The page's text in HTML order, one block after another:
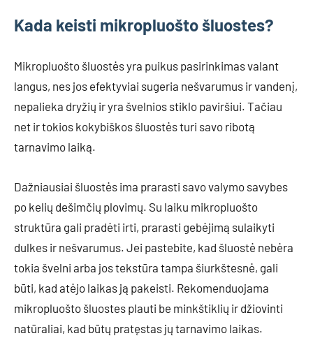
Kada keisti mikropluošto šluostes?
Mikropluošto šluostės yra puikus pasirinkimas valant
langus, nes jos efektyviai sugeria nešvarumus ir vandenį,
nepalieka dryžių ir yra švelnios stiklo paviršiui. Tačiau
net ir tokios kokybiškos šluostės turi savo ribotą
tarnavimo laiką.
Dažniausiai šluostės ima prarasti savo valymo savybes
po kelių dešimčių plovimų. Su laiku mikropluošto
struktūra gali pradėti irti, prarasti gebėjimą sulaikyti
dulkes ir nešvarumus. Jei pastebite, kad šluostė nebėra
tokia švelni arba jos tekstūra tampa šiurkštesnė, gali
būti, kad atėjo laikas ją pakeisti. Rekomenduojama
mikropluošto šluostes plauti be minkštiklių ir džiovinti
natūraliai, kad būtų pratęstas jų tarnavimo laikas.